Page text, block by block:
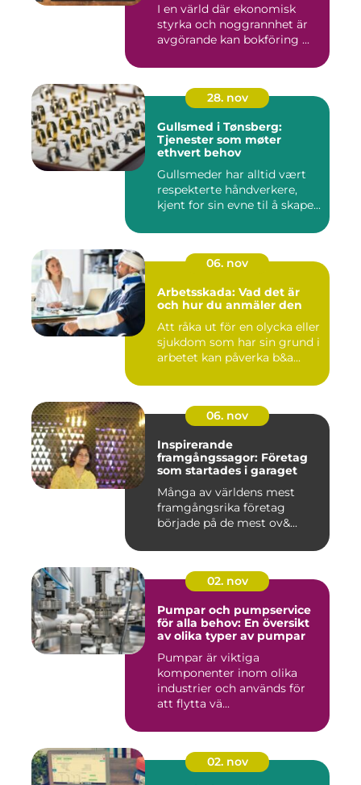
I en värld där ekonomisk
styrka och noggrannhet är
avgörande kan bokföring ...
28. nov
Gullsmed i Tønsberg:
Tjenester som møter
ethvert behov
Gullsmeder har alltid vært
respekterte håndverkere,
kjent for sin evne til å skape...
06. nov
Arbetsskada: Vad det är
och hur du anmäler den
Att råka ut för en olycka eller
sjukdom som har sin grund i
arbetet kan påverka b&a...
06. nov
Inspirerande
framgångssagor: Företag
som startades i garaget
Många av världens mest
framgångsrika företag
började på de mest ov&...
02. nov
Pumpar och pumpservice
för alla behov: En översikt
av olika typer av pumpar
Pumpar är viktiga
komponenter inom olika
industrier och används för
att flytta vä...
02. nov